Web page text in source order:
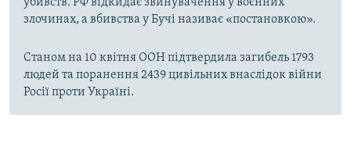
убивств. РФ відкидає звинувачення у воєнних
злочинах, а вбивства у Бучі називає «постановкою».
Станом на 10 квітня ООН підтвердила загибель 1793
людей та поранення 2439 цивільних внаслідок війни
Росії проти Україні.